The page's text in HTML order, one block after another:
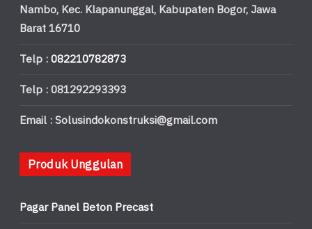
Nambo, Kec. Klapanunggal, Kabupaten Bogor, Jawa
Barat 16710
Telp :082210782873
Telp : 081292293393
Email : Solusindokonstruksi@gmail.com
Produk Unggulan
Pagar Panel Beton Precast